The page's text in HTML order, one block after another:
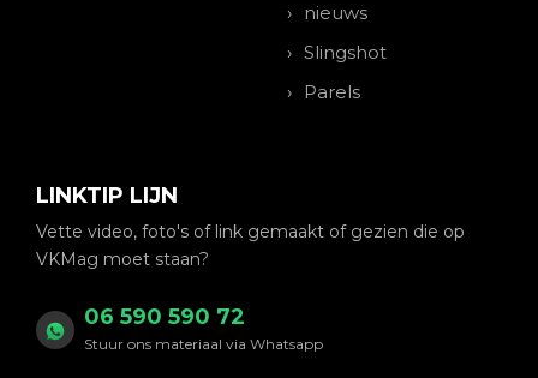
nieuws
Slingshot
Parels
LINKTIP LIJN
Vette video, foto's of link gemaakt of gezien die op
VKMag moet staan?
06 590 590 72
Stuur ons materiaal via Whatsapp